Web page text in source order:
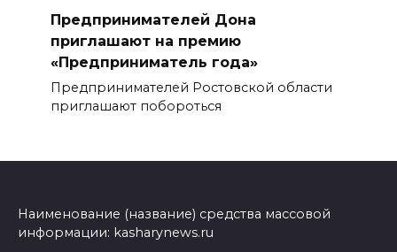
Предпринимателей Дона
приглашают на премию
«Предприниматель года»
Предпринимателей Ростовской области
приглашают побороться
Наименование (название) средства массовой
информации: kasharynews.ru